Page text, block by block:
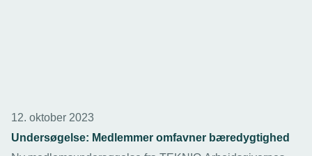
12. oktober 2023
Undersøgelse: Medlemmer omfavner bæredygtighed